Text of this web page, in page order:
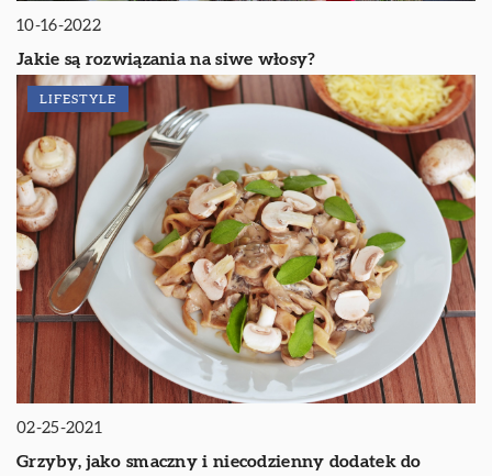
10-16-2022
Jakie są rozwiązania na siwe włosy?
LIFESTYLE
02-25-2021
Grzyby, jako smaczny i niecodzienny dodatek do